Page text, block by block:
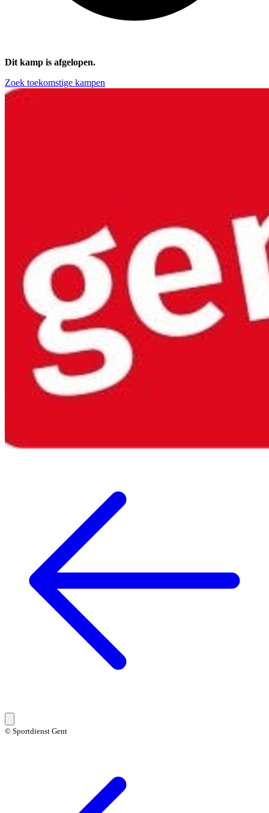
Dit kamp is afgelopen.
Zoek toekomstige kampen
© Sportdienst Gent